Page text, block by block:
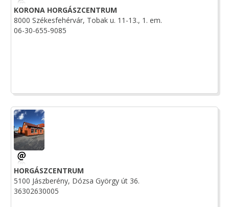
KORONA HORGÁSZCENTRUM
8000 Székesfehérvár, Tobak u. 11-13., 1. em.
06-30-655-9085
HORGÁSZCENTRUM
5100 Jászberény, Dózsa György út 36.
36302630005